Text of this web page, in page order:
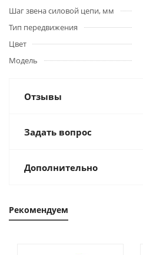
Шаг звена силовой цепи, мм
Тип передвижения
Цвет
Модель
Отзывы
Задать вопрос
Дополнительно
Рекомендуем